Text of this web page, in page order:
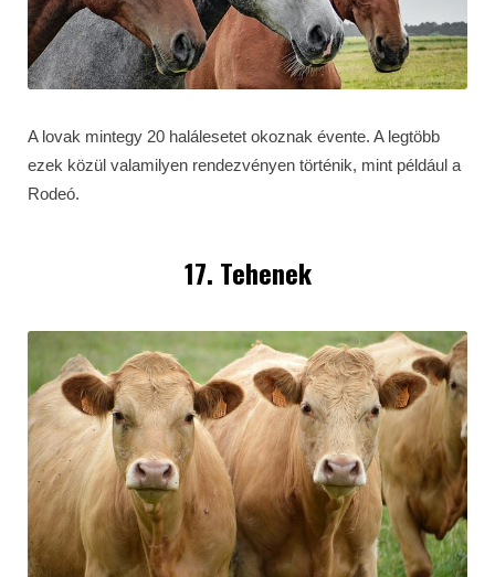
A lovak mintegy 20 halálesetet okoznak évente. A legtöbb
ezek közül valamilyen rendezvényen történik, mint például a
Rodeó.
17. Tehenek